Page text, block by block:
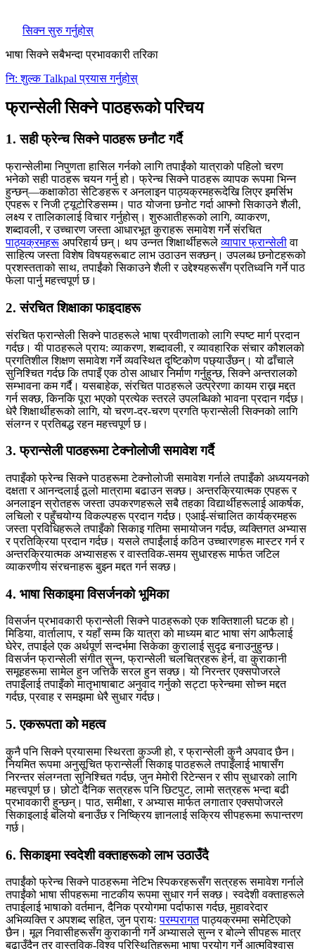
सिक्न सुरु गर्नुहोस्
भाषा सिक्ने सबैभन्दा प्रभावकारी तरिका
नि: शुल्क Talkpal प्रयास गर्नुहोस्
फ्रान्सेली सिक्ने पाठहरूको परिचय
1. सही फ्रेन्च सिक्ने पाठहरू छनौट गर्दै
फ्रान्सेलीमा निपुणता हासिल गर्नको लागि तपाईंको यात्राको पहिलो चरण
भनेको सही पाठहरू चयन गर्नु हो। फ्रेन्च सिक्ने पाठहरू व्यापक रूपमा भिन्न
हुन्छन्—कक्षाकोठा सेटिङहरू र अनलाइन पाठ्यक्रमहरूदेखि लिएर इमर्सिभ
एपहरू र निजी ट्यूटोरिङसम्म। पाठ योजना छनोट गर्दा आफ्नो सिकाउने शैली,
लक्ष्य र तालिकालाई विचार गर्नुहोस्। शुरुआतीहरूको लागि, व्याकरण,
शब्दावली, र उच्चारण जस्ता आधारभूत कुराहरू समावेश गर्ने संरचित
पाठ्यक्रमहरू अपरिहार्य छन्। थप उन्नत शिक्षार्थीहरूलेव्यापार फ्रान्सेलीवा
साहित्य जस्ता विशेष विषयहरूबाट लाभ उठाउन सक्छन्। उपलब्ध छनोटहरूको
प्रशस्तताको साथ, तपाईंको सिकाउने शैली र उद्देश्यहरूसँग प्रतिध्वनि गर्ने पाठ
फेला पार्नु महत्त्वपूर्ण छ।
2. संरचित शिक्षाका फाइदाहरू
संरचित फ्रान्सेली सिक्ने पाठहरूले भाषा प्रवीणताको लागि स्पष्ट मार्ग प्रदान
गर्दछ। यी पाठहरूले प्राय: व्याकरण, शब्दावली, र व्यावहारिक संचार कौशलको
प्रगतिशील शिक्षण समावेश गर्ने व्यवस्थित दृष्टिकोण पछ्याउँछन्। यो ढाँचाले
सुनिश्चित गर्दछ कि तपाइँ एक ठोस आधार निर्माण गर्नुहुन्छ, सिक्ने अन्तरालको
सम्भावना कम गर्दै। यसबाहेक, संरचित पाठहरूले उत्प्रेरणा कायम राख्न मद्दत
गर्न सक्छ, किनकि पूरा भएको प्रत्येक स्तरले उपलब्धिको भावना प्रदान गर्दछ।
धेरै शिक्षार्थीहरूको लागि, यो चरण-दर-चरण प्रगति फ्रान्सेली सिक्नको लागि
संलग्न र प्रतिबद्ध रहन महत्त्वपूर्ण छ।
3. फ्रान्सेली पाठहरूमा टेक्नोलोजी समावेश गर्दै
तपाइँको फ्रेन्च सिक्ने पाठहरूमा टेक्नोलोजी समावेश गर्नाले तपाइँको अध्ययनको
दक्षता र आनन्दलाई ठूलो मात्रामा बढाउन सक्छ। अन्तरक्रियात्मक एपहरू र
अनलाइन स्रोतहरू जस्ता उपकरणहरूले सबै तहका विद्यार्थीहरूलाई आकर्षक,
लचिलो र पहुँचयोग्य विकल्पहरू प्रदान गर्दछ। एआई-संचालित कार्यक्रमहरू
जस्ता प्रविधिहरूले तपाइँको सिकाइ गतिमा समायोजन गर्दछ, व्यक्तिगत अभ्यास
र प्रतिक्रिया प्रदान गर्दछ। यसले तपाईंलाई कठिन उच्चारणहरू मास्टर गर्न र
अन्तरक्रियात्मक अभ्यासहरू र वास्तविक-समय सुधारहरू मार्फत जटिल
व्याकरणीय संरचनाहरू बुझ्न मद्दत गर्न सक्छ।
4. भाषा सिकाइमा विसर्जनको भूमिका
विसर्जन प्रभावकारी फ्रान्सेली सिक्ने पाठहरूको एक शक्तिशाली घटक हो।
मिडिया, वार्तालाप, र यहाँ सम्म कि यात्रा को माध्यम बाट भाषा संग आफैलाई
घेरेर, तपाईले एक अर्थपूर्ण सन्दर्भमा सिकेका कुरालाई सुदृढ बनाउनुहुन्छ।
विसर्जन फ्रान्सेली संगीत सुन्न, फ्रान्सेली चलचित्रहरू हेर्न, वा कुराकानी
समूहहरूमा सामेल हुन जत्तिकै सरल हुन सक्छ। यो निरन्तर एक्सपोजरले
तपाइँलाई तपाइँको मातृभाषाबाट अनुवाद गर्नुको सट्टा फ्रेन्चमा सोच्न मद्दत
गर्दछ, प्रवाह र समझमा धेरै सुधार गर्दछ।
5. एकरूपता को महत्व
कुनै पनि सिक्ने प्रयासमा स्थिरता कुञ्जी हो, र फ्रान्सेली कुनै अपवाद छैन।
नियमित रूपमा अनुसूचित फ्रान्सेली सिकाइ पाठहरूले तपाइँलाई भाषासँग
निरन्तर संलग्नता सुनिश्चित गर्दछ, जुन मेमोरी रिटेन्सन र सीप सुधारको लागि
महत्त्वपूर्ण छ। छोटो दैनिक सत्रहरू पनि छिटपुट, लामो सत्रहरू भन्दा बढी
प्रभावकारी हुन्छन्। पाठ, समीक्षा, र अभ्यास मार्फत लगातार एक्सपोजरले
सिकाइलाई बलियो बनाउँछ र निष्क्रिय ज्ञानलाई सक्रिय सीपहरूमा रूपान्तरण
गर्छ।
6. सिकाइमा स्वदेशी वक्ताहरूको लाभ उठाउँदै
तपाईंको फ्रेन्च सिक्ने पाठहरूमा नेटिभ स्पिकरहरूसँग सत्रहरू समावेश गर्नाले
तपाईंको भाषा सीपहरूमा नाटकीय रूपमा सुधार गर्न सक्छ। स्वदेशी वक्ताहरूले
तपाईलाई भाषाको वर्तमान, दैनिक प्रयोगमा पर्दाफास गर्दछ, मुहावरेदार
अभिव्यक्ति र अपशब्द सहित, जुन प्रायःपरम्परागतपाठ्यक्रममा समेटिएको
छैन। मूल निवासीहरूसँग कुराकानी गर्ने अभ्यासले सुन्न र बोल्ने सीपहरू मात्र
बढाउँदैन तर वास्तविक-विश्व परिस्थितिहरूमा भाषा प्रयोग गर्ने आत्मविश्वास